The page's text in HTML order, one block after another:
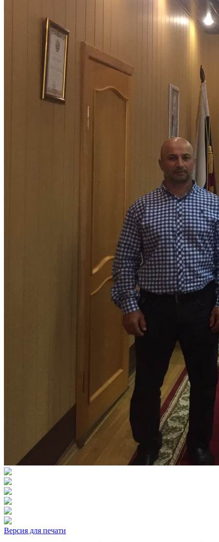
Версия для печати